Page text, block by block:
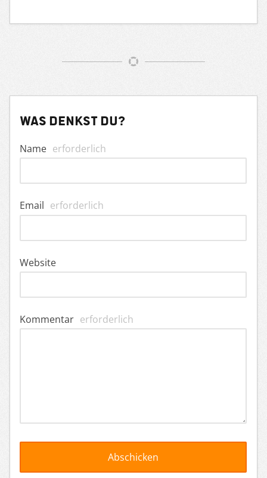
Was denkst du?
Name erforderlich
Email erforderlich
Website
Kommentar erforderlich